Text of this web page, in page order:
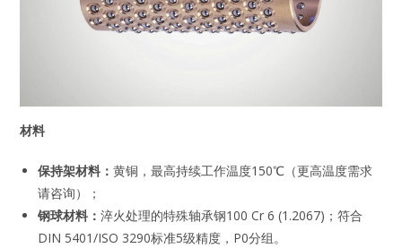
材料
保持架材料：黄铜，最高持续工作温度150℃（更高温度需求
请咨询）；
钢球材料：淬火处理的特殊轴承钢100 Cr 6 (1.2067)；符合
DIN 5401/ISO 3290标准5级精度，P0分组。